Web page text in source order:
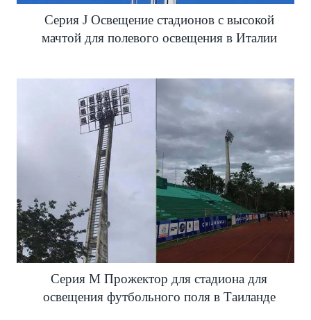
Серия J Освещение стадионов с высокой
мачтой для полевого освещения в Италии
Серия M Прожектор для стадиона для
освещения футбольного поля в Таиланде